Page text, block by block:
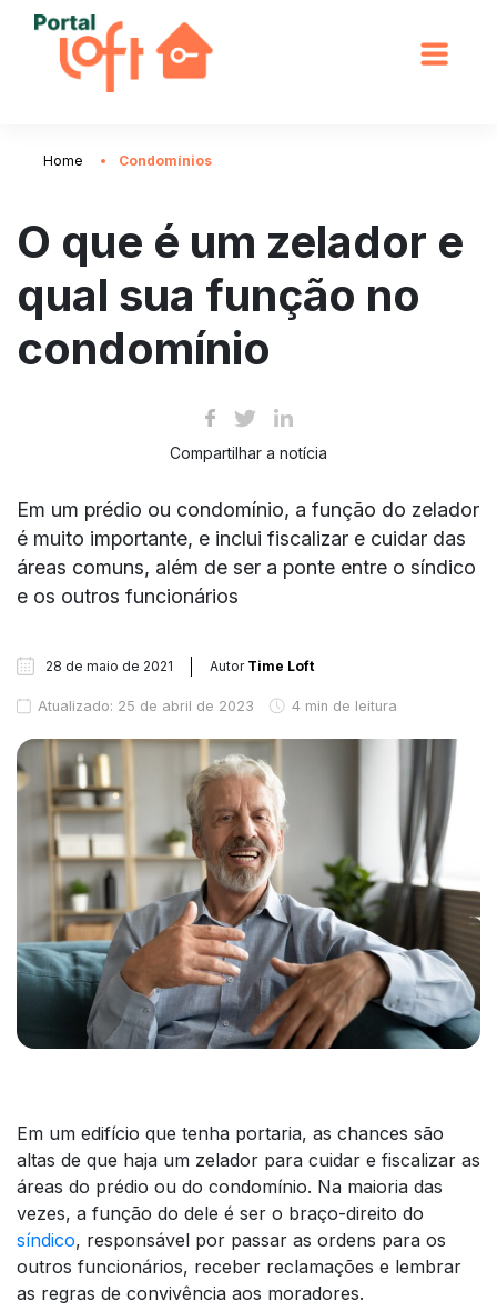
Home Condomínios
O que é um zelador e
qual sua função no
condomínio
Compartilhar a notícia
Em um prédio ou condomínio, a função do zelador
é muito importante, e inclui fiscalizar e cuidar das
áreas comuns, além de ser a ponte entre o síndico
e os outros funcionários
28 de maio de 2021 Autor Time Loft
Atualizado: 25 de abril de 2023 4 min de leitura
Em um edifício que tenha portaria, as chances são
altas de que haja um zelador para cuidar e fiscalizar as
áreas do prédio ou do condomínio. Na maioria das
vezes, a função do dele é ser o braço-direito do
síndico, responsável por passar as ordens para os
outros funcionários, receber reclamações e lembrar
as regras de convivência aos moradores.